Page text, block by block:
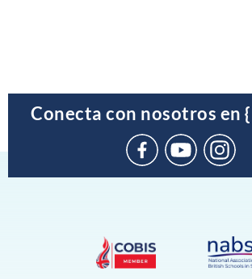
Conecta con nosotros en
Suscríbete